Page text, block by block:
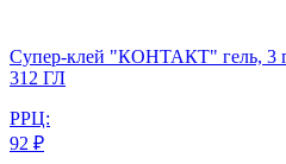
Супер-клей "КОНТАКТ" гель, 3
312 ГЛ
РРЦ:
92 ₽